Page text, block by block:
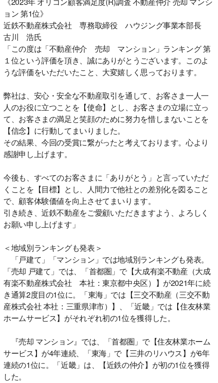
ョン 第1位》
近鉄不動産株式会社 専務取締役 ハウジング事業本部長
古川 浩氏
「この度は「不動産仲介 売却 マンション」ランキング 第
１位という評価を頂き、誠にありがとうございます。このよ
うな評価をいただいたこと、大変嬉しく思っております。
弊社は、安心・安全な不動産取引を通して、お客さま一人一
人のお役に立つことを【使命】とし、お客さまの立場に立っ
て、お客さまの満足と笑顔のために努力を惜しまないことを
【信念】に行動してまいりました。
その結果、今回の受賞に繋がったと考えております。心より
感謝申し上げます。
今後も、すべてのお客さまに「ありがとう」と言っていただ
くことを【目標】とし、人間力で他社との差別化を図ること
で、顧客体験価値を向上させてまいります。
引き続き、近鉄不動産をご愛顧いただきますよう、よろしく
お願い申し上げます」
＜地域別ランキングも発表＞
「戸建て」「マンション」では地域別ランキングも発表。
「売却 戸建て」では、「首都圏」で【大成有楽不動産（大成
有楽不動産株式会社 本社：東京都中央区）】が2021年に続
き通算2度目の1位に。「東海」では【三交不動産（三交不動
産株式会社 本社：三重県津市）】、「近畿」では【住友林業
ホームサービス】がそれぞれ初の1位を獲得した。
『売却 マンション』では、「首都圏」で【住友林業ホーム
サービス】が4年連続、「東海」で【三井のリハウス】が6年
連続の1位に。「近畿」は、【近鉄の仲介】が初の1位を獲得
した。